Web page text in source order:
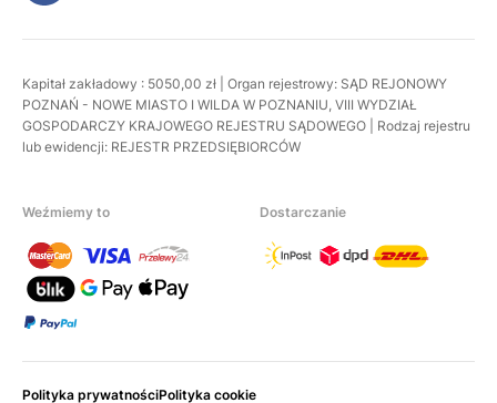
Kapitał zakładowy : 5050,00 zł | Organ rejestrowy: SĄD REJONOWY
POZNAŃ - NOWE MIASTO I WILDA W POZNANIU, VIII WYDZIAŁ
GOSPODARCZY KRAJOWEGO REJESTRU SĄDOWEGO | Rodzaj rejestru
lub ewidencji: REJESTR PRZEDSIĘBIORCÓW
Weźmiemy to Dostarczanie
Polityka prywatnościPolityka cookie